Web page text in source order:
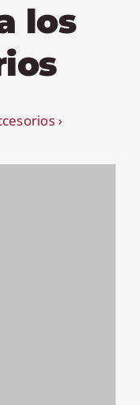
los
›